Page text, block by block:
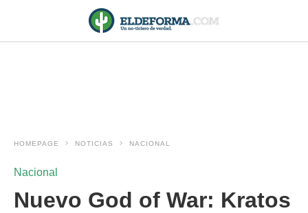
HOMEPAGE NOTICIAS NACIONAL
Nacional
Nuevo God of War: Kratos